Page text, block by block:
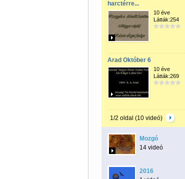
harctérre...
10 éve
Látták:254
Arad Október 6
10 éve
Látták:269
1/2 oldal (10 videó)
Mozgó
14 videó
2016